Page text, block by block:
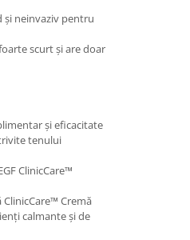
și neinvaziv pentru
scurt și are doar
și eficacitate
tenului
ClinicCare™
ClinicCare™ Cremă
calmante și de